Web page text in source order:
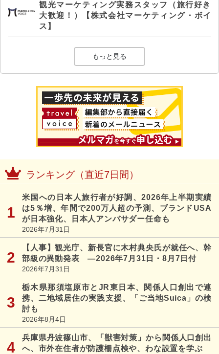
観光マーケティング実務スタッフ（旅行好き
大歓迎！）【株式会社マーケティング・ボイ
ス】
もっと見る
ランキング（直近7日間）
米国への日本人旅行者が好調、2026年上半期実績
は5％増、年間で200万人超の予測、ブランドUSA
が日本強化、日本人アンバサダー任命も
2026年7月31日
【人事】観光庁、新長官に木村典央氏が就任へ、幹
部級の異動発表 ―2026年7月31日・8月7日付
2026年7月31日
栃木県那須塩原市とJR東日本、関係人口創出で連
携、二地域居住の実践支援、「ご当地Suica」の検
討も
2026年8月4日
兵庫県丹波篠山市、「獣害対策」から関係人口創出
へ、市外在住者が防護柵点検や、わな設置を学ぶ